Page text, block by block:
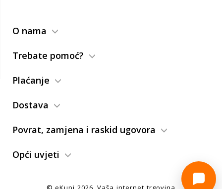
O nama
Trebate pomoć?
Plaćanje
Dostava
Povrat, zamjena i raskid ugovora
Opći uvjeti